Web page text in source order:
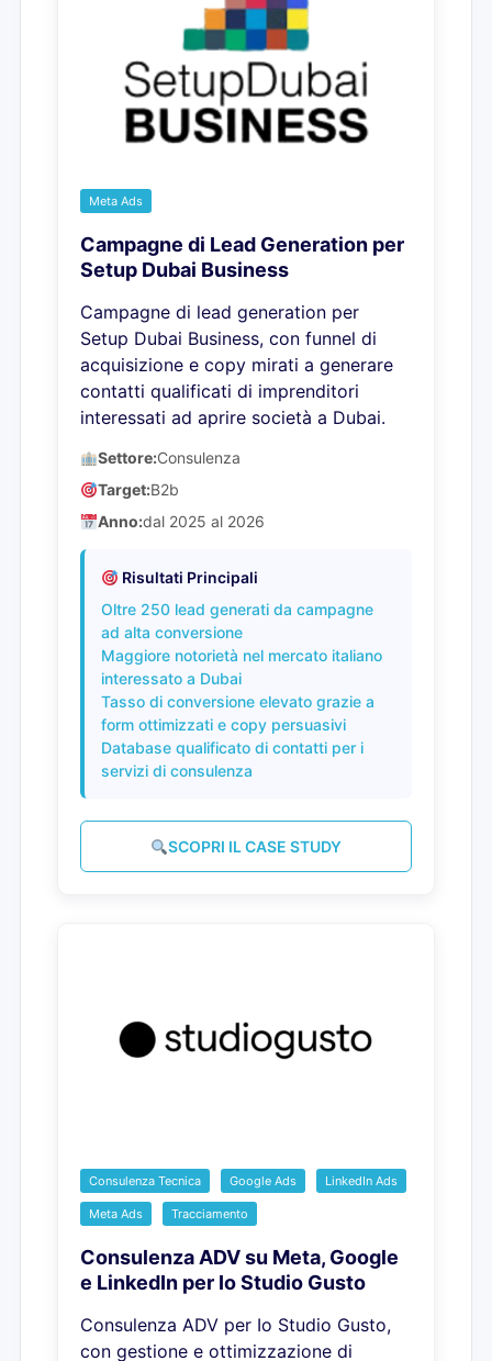
Meta Ads
Campagne di Lead Generation per
Setup Dubai Business
Campagne di lead generation per
Setup Dubai Business, con funnel di
acquisizione e copy mirati a generare
contatti qualificati di imprenditori
interessati ad aprire società a Dubai.
Settore:Consulenza
Target:B2b
Anno:dal 2025 al 2026
Risultati Principali
Oltre 250 lead generati da campagne
ad alta conversione
Maggiore notorietà nel mercato italiano
interessato a Dubai
Tasso di conversione elevato grazie a
form ottimizzati e copy persuasivi
Database qualificato di contatti per i
servizi di consulenza
SCOPRI IL CASE STUDY
Consulenza Tecnica Google Ads LinkedIn Ads
Meta Ads Tracciamento
Consulenza ADV su Meta, Google
e LinkedIn per Io Studio Gusto
Consulenza ADV per Io Studio Gusto,
con gestione e ottimizzazione di